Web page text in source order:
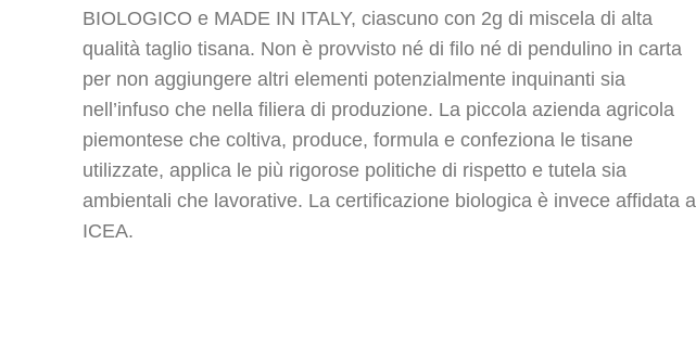
BIOLOGICO e MADE IN ITALY, ciascuno con 2g di miscela di alta
qualità taglio tisana. Non è provvisto né di filo né di pendulino in carta
per non aggiungere altri elementi potenzialmente inquinanti sia
nell’infuso che nella filiera di produzione. La piccola azienda agricola
piemontese che coltiva, produce, formula e confeziona le tisane
utilizzate, applica le più rigorose politiche di rispetto e tutela sia
ambientali che lavorative. La certificazione biologica è invece affidata a
ICEA.